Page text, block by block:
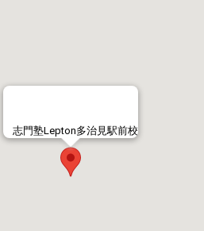
志門塾Lepton多治見駅前校